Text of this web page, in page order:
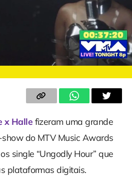
x Halle fizeram uma grande
do MTV Music Awards
single “Ungodly Hour” que
plataformas digitais.